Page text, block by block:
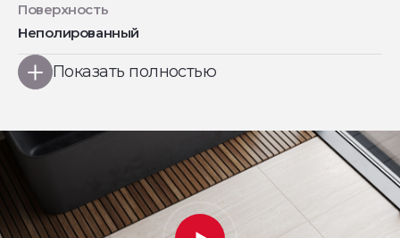
Поверхность
Неполированный
Показать полностью